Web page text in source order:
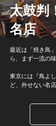
太鼓判
名店
最近は「焼き鳥
ら、まず一流の
東京には『鳥よ
ど、外せない名店